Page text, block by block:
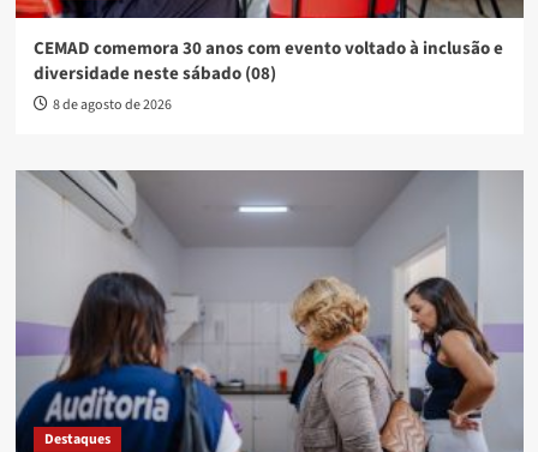
CEMAD comemora 30 anos com evento voltado à inclusão e
diversidade neste sábado (08)
8 de agosto de 2026
Destaques